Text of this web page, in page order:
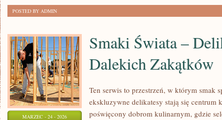
POSTED BY ADMIN
MARZEC - 24 - 2026
Smaki Świata –
Dalekich Zakątków
Ten serwis to przestrzeń, w którym smak
ekskluzywne delikatesy stają się centrum
poświęcony dobrom kulinarnym, gdzie